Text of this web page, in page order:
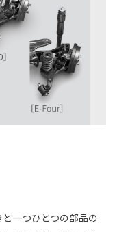
一つひとつの部品の